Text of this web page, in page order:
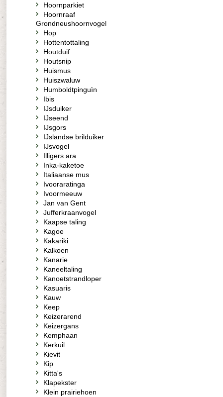
Hoornparkiet
Hoornraaf
Grondneushoornvogel
Hop
Hottentottaling
Houtduif
Houtsnip
Huismus
Huiszwaluw
Humboldtpinguïn
Ibis
IJsduiker
IJseend
IJsgors
IJslandse brilduiker
IJsvogel
Illigers ara
Inka-kaketoe
Italiaanse mus
Ivooraratinga
Ivoormeeuw
Jan van Gent
Jufferkraanvogel
Kaapse taling
Kagoe
Kakariki
Kalkoen
Kanarie
Kaneeltaling
Kanoetstrandloper
Kasuaris
Kauw
Keep
Keizerarend
Keizergans
Kemphaan
Kerkuil
Kievit
Kip
Kitta's
Klapekster
Klein prairiehoen